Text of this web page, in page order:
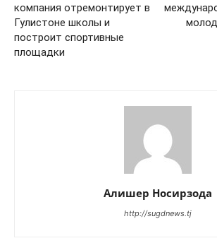
компания отремонтирует в
Гулистоне школы и
построит спортивные
площадки
Алишер Носирзода
http://sugdnews.tj